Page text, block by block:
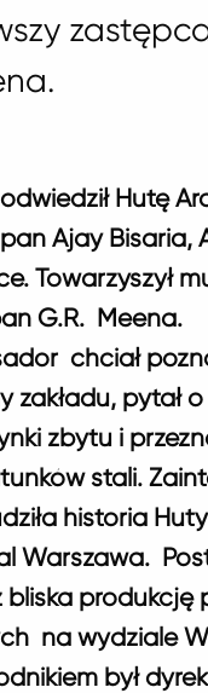
Hutę
Ajay Bisaria,
Towarzyszył
G.R. Meena.
chciał
zakładu, pytał
zbytu i
stali.
historia Huty
Warszawa.
bliska produkcję
na wydziale
był